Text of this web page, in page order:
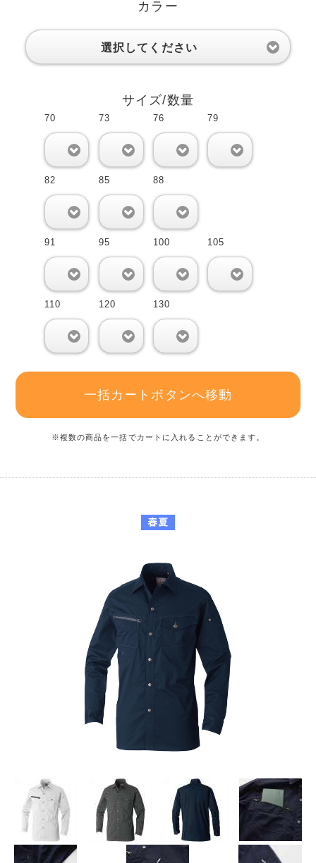
カラー
選択してください
サイズ/数量
70 73 76 79
82 85 88
91 95 100 105
110 120 130
一括カートボタンへ移動
※複数の商品を一括でカートに入れることができます。